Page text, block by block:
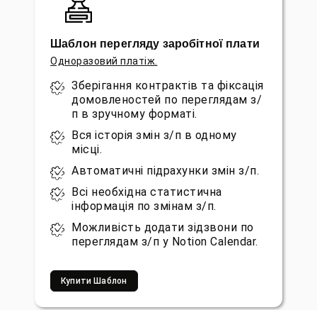
Шаблон перегляду заробітної плати
Одноразовий платіж.
Зберігання контрактів та фіксація
домовленостей по переглядам з/
п в зручному форматі.
Вся історія змін з/п в одному
місці.
Автоматичні підрахунки змін з/п.
Всі необхідна статистична
інформація по змінам з/п.
Можливість додати зідзвони по
переглядам з/п у Notion Calendar.
Купити Шаблон